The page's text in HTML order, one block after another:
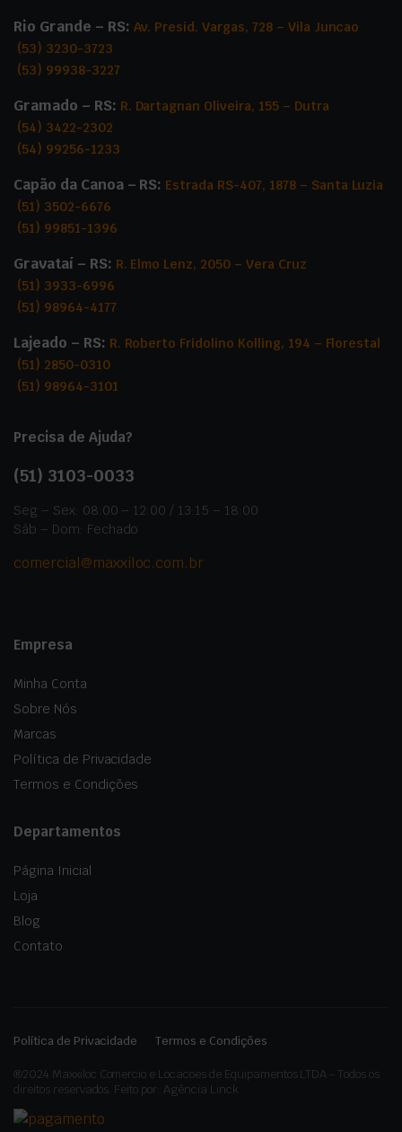
Rio Grande – RS: Av. Presid. Vargas, 728 – Vila Juncao
(53) 3230-3723
(53) 99938-3227
Gramado – RS: R. Dartagnan Oliveira, 155 – Dutra
(54) 3422-2302
(54) 99256-1233
Capão da Canoa – RS: Estrada RS-407, 1878 – Santa Luzia
(51) 3502-6676
(51) 99851-1396
Gravataí – RS: R. Elmo Lenz, 2050 – Vera Cruz
(51) 3933-6996
(51) 98964-4177
Lajeado – RS: R. Roberto Fridolino Kolling, 194 – Florestal
(51) 2850-0310
(51) 98964-3101
Precisa de Ajuda?
(51) 3103-0033
Seg – Sex: 08:00 – 12:00 / 13:15 – 18:00
Sáb – Dom: Fechado
comercial@maxxiloc.com.br
Empresa
Minha Conta
Sobre Nós
Marcas
Política de Privacidade
Termos e Condições
Departamentos
Página Inicial
Loja
Blog
Contato
Política de Privacidade Termos e Condições
®2024 Maxxiloc Comercio e Locacoes de Equipamentos LTDA - Todos os
direitos reservados. Feito por: Agência Linck